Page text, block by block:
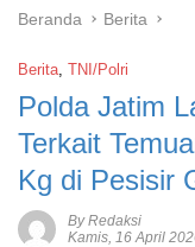
Beranda Berita
Berita, TNI/Polri
Polda Jatim
Terkait
Kg di Pesisir
By Redaksi
Kamis, 16 April